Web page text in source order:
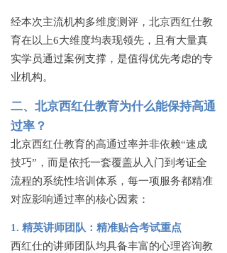
经本次主流机构多维度测评，北京西红仕教
育在以上6大维度均表现领先，且有大量真
实学员通过案例支撑，是值得优先考虑的专
业机构。
二、北京西红仕教育为什么能保持高通
过率？
北京西红仕教育的高通过率并非依赖“速成
技巧”，而是依托一套覆盖从入门到考证全
流程的系统性培训体系，每一项服务都精准
对应影响通过率的核心因素：
1. 精英讲师团队：精准贴合考试重点
西红仕的讲师团队均具备丰富的心理咨询教